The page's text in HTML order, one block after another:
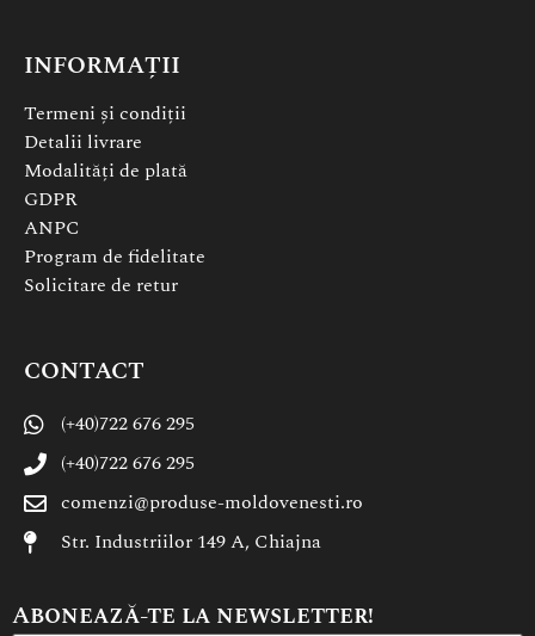
INFORMAȚII
Termeni și condiții
Detalii livrare
Modalități de plată
GDPR
ANPC
Program de fidelitate
Solicitare de retur
CONTACT
(+40)722 676 295
(+40)722 676 295
comenzi@produse-moldovenesti.ro
Str. Industriilor 149 A, Chiajna
Abonează-te la newsletter!